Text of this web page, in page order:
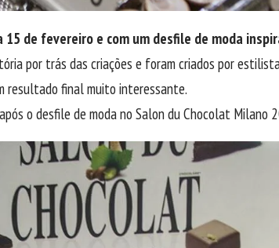
de fevereiro e com um desfile de moda
por trás das criações e foram criados por
resultado final muito interessante.
o desfile de moda no Salon du Chocolat Milano